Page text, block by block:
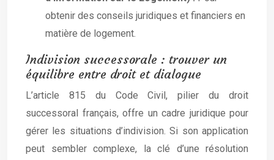
obtenir des conseils juridiques et financiers en
matière de logement.
Indivision successorale : trouver un
équilibre entre droit et dialogue
L’article 815 du Code Civil, pilier du droit
successoral français, offre un cadre juridique pour
gérer les situations d’indivision. Si son application
peut sembler complexe, la clé d’une résolution